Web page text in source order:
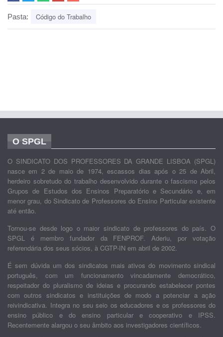
Pasta: Código do Trabalho
O SPGL
O SINDICATO DOS PROFESSORES DA GRANDE LISBOA (SPGL)
nasce em 2 de maio de 1974, escassos dias após o 25 de Abril,
herdeiro sobretudo do trabalho desenvolvido durante o fascismo pelos
Grupos de Estudos dos Ensinos Preparatório e Secundário e, em
menor grau, do Sindicato de Professores do Ensino Particular existente
até então.
Tornou-se desde logo o maior sindicato de professores do país. O
SPGL é membro fundador da FENPROF. Aderiu, por votação
referendária dos seus sócios, à CGTP-IN em abril de 2002.
É sem dúvida um dos sindicatos mais ativos do movimento sindical
português, com um funcionamento vincadamente democrático,
respeitador do pluralismo de ideias e procurando estabelecer pontes
com outros sindicatos e instituições de modo a potenciar a ação
reivindicativa. Integra no seu seio os educadores e os professores do
ensino público e do ensino particular e cooperativo e IPSS.
Recentemente alargou o seu âmbito aos investigadores científicos.